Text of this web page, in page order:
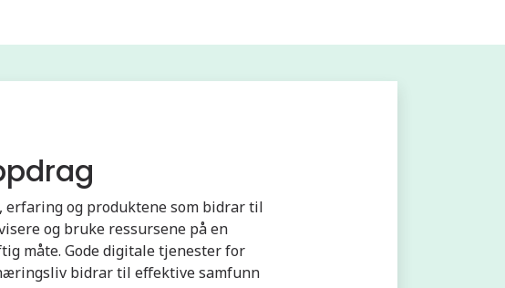
og produktene som bidrar til
og bruke ressursene på en
måte. Gode digitale tjenester for
bidrar til effektive samfunn